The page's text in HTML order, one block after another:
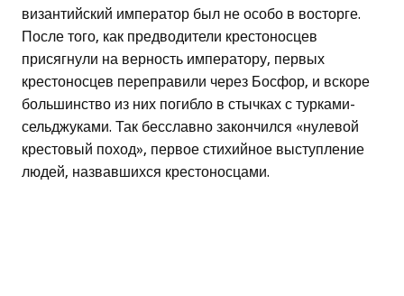
византийский император был не особо в восторге.
После того, как предводители крестоносцев
присягнули на верность императору, первых
крестоносцев переправили через Босфор, и вскоре
большинство из них погибло в стычках с турками-
сельджуками. Так бесславно закончился «нулевой
крестовый поход», первое стихийное выступление
людей, назвавшихся крестоносцами.